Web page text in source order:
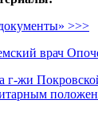
>>>
врач
г-жи